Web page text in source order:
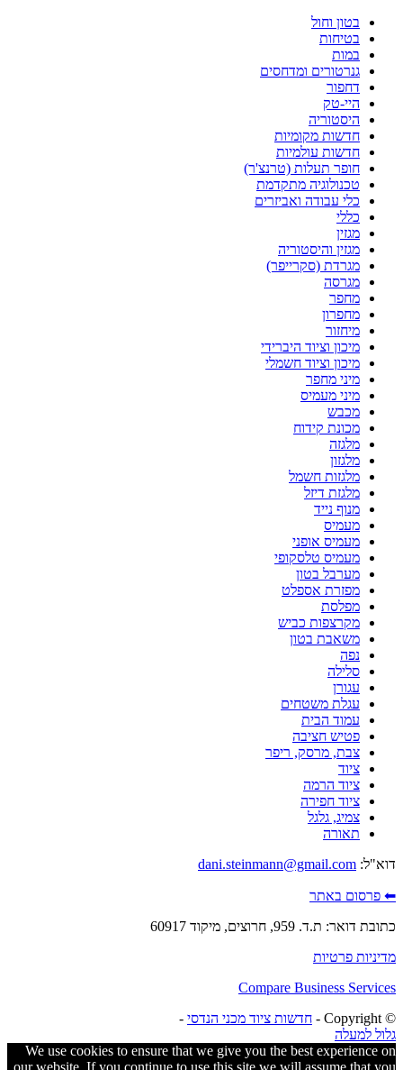
בטון וחול
בטיחות
במות
גנרטורים ומדחסים
דחפור
היי-טק
היסטוריה
חדשות מקומיות
חדשות עולמיות
חופר תעלות (טרנצ'ר)
טכנולוגיה מתקדמת
כלי עבודה ואביזרים
כללי
מגזין
מגזין והיסטוריה
מגרדת (סקרייפר)
מגרסה
מחפר
מחפרון
מיחזור
מיכון וציוד היברידי
מיכון וציוד חשמלי
מיני מחפר
מיני מעמיס
מכבש
מכונת קידוח
מלגזה
מלגזון
מלגזות חשמל
מלגזת דיזל
מנוף נייד
מעמיס
מעמיס אופני
מעמיס טלסקופי
מערבל בטון
מפזרת אספלט
מפלסת
מקרצפות כביש
משאבת בטון
נפה
סלילה
עגורן
עגלת משטחים
עמוד הבית
פטיש חציבה
צבת, מרסק, ריפר
ציוד
ציוד הרמה
ציוד חפירה
צמיג, גלגל
תאורה
דוא"ל: dani.steinmann@gmail.com
⬅ פרסום באתר
כתובת דואר: ת.ד. 959, חרוצים, מיקוד 60917
מדיניות פרטיות
Compare Business Services
© ‫Copyright -
חדשות ציוד מכני הנדסי -
גלול למעלה
We use cookies to ensure that we give you the best experience on
our website. If you continue to use this site we will assume that you